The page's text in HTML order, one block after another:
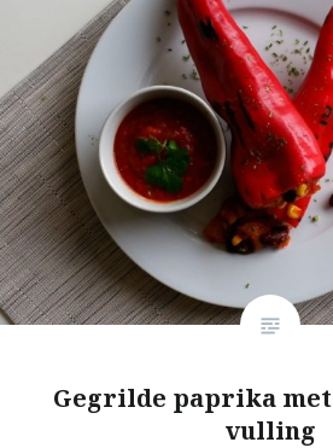
Gegrilde paprika met
vulling